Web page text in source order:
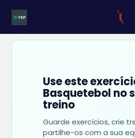
Use este
Basquetebol no
treino
Guarde exercícios, crie
partilhe-os com a sua